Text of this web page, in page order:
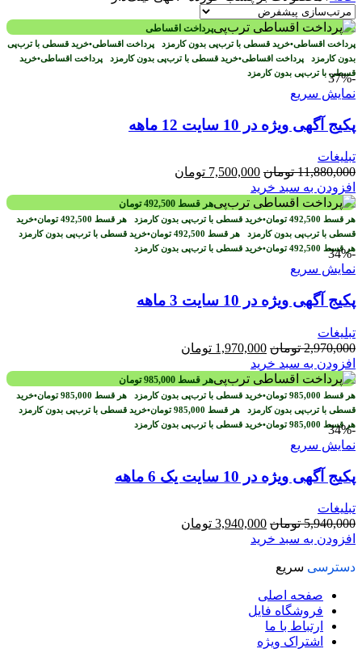
پرداخت اقساطی
پرداخت اقساطی•خرید قسطی با ترب‌پی بدون کارمزد پرداخت اقساطی•خرید قسطی با ترب‌پی
بدون کارمزد پرداخت اقساطی•خرید قسطی با ترب‌پی بدون کارمزد پرداخت اقساطی•خرید
قسطی با ترب‌پی بدون کارمزد
-37%
نمایش سریع
پکیج آگهی ویژه در 10 سایت 12 ماهه
تبلیغات
11,880,000 تومان قیمت
اصلی
11,880,000 تومان
بود.
7,500,000 تومان
7,500,000 تومان
است.
افزودن به سبد خرید
هر قسط 492,500 تومان
هر قسط 492,500 تومان•خرید قسطی با ترب‌پی بدون کارمزد هر قسط 492,500 تومان•خرید
قسطی با ترب‌پی بدون کارمزد هر قسط 492,500 تومان•خرید قسطی با ترب‌پی بدون کارمزد
هر قسط 492,500 تومان•خرید قسطی با ترب‌پی بدون کارمزد
-34%
نمایش سریع
پکیج آگهی ویژه در 10 سایت 3 ماهه
تبلیغات
2,970,000 تومان قیمت
اصلی
2,970,000 تومان
بود.
1,970,000 تومان
1,970,000 تومان
است.
افزودن به سبد خرید
هر قسط 985,000 تومان
هر قسط 985,000 تومان•خرید قسطی با ترب‌پی بدون کارمزد هر قسط 985,000 تومان•خرید
قسطی با ترب‌پی بدون کارمزد هر قسط 985,000 تومان•خرید قسطی با ترب‌پی بدون کارمزد
هر قسط 985,000 تومان•خرید قسطی با ترب‌پی بدون کارمزد
-34%
نمایش سریع
پکیج آگهی ویژه در 10 سایت یک 6 ماهه
تبلیغات
5,940,000 تومان قیمت
اصلی
3,940,000 تومان
افزودن به سبد خرید
دسترسی سریع
صفحه اصلی
فروشگاه فایل
ارتباط با ما
اشتراک ویژه